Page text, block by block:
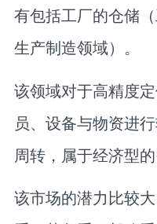
有包括工厂的仓储
生产制造领域）。
该领域对于高精度
员、设备与物资进
周转，属于经济型的
该市场的潜力比较